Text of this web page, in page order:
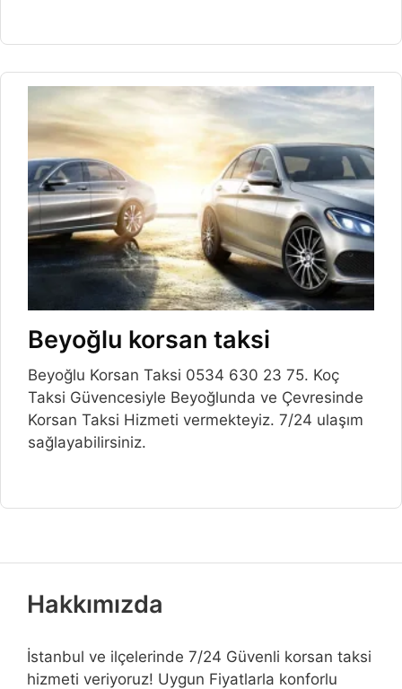
Beyoğlu korsan taksi
Beyoğlu Korsan Taksi 0534 630 23 75. Koç
Taksi Güvencesiyle Beyoğlunda ve Çevresinde
Korsan Taksi Hizmeti vermekteyiz. 7/24 ulaşım
sağlayabilirsiniz.
Hakkımızda
İstanbul ve ilçelerinde 7/24 Güvenli korsan taksi
hizmeti veriyoruz! Uygun Fiyatlarla konforlu